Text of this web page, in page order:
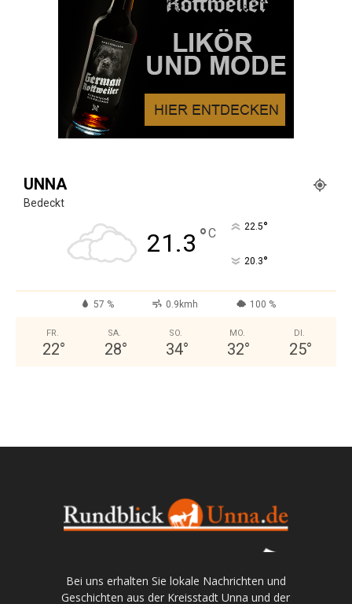
UNNA
Bedeckt
21.3 °C 22.5°
20.3°
57 % 0.9kmh 100 %
FR.
22°
SA.
28°
SO.
34°
MO.
32°
DI.
25°
Bei uns erhalten Sie lokale Nachrichten und
Geschichten aus der Kreisstadt Unna und der